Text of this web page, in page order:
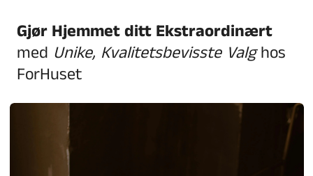
Gjør Hjemmet ditt Ekstraordinært
med Unike, Kvalitetsbevisste Valghos
ForHuset